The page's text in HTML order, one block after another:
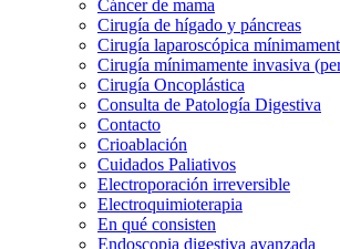
Cáncer de mama
Cirugía de hígado y páncreas
Cirugía laparoscópica
Cirugía mínimamente invasiva
Cirugía Oncoplástica
Consulta de Patología Digestiva
Contacto
Crioablación
Cuidados Paliativos
Electroporación irreversible
Electroquimioterapia
En qué consisten
Endoscopia digestiva avanzada